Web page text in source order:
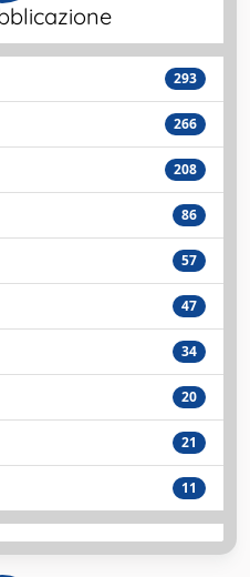
293
266
208
86
57
47
34
20
21
11